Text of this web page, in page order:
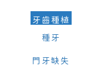
牙齒種植
種牙
門牙缺失